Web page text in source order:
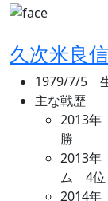
久次米良信
1979/7/5
主な戦歴
2013
勝
2013
ム 4位
2014